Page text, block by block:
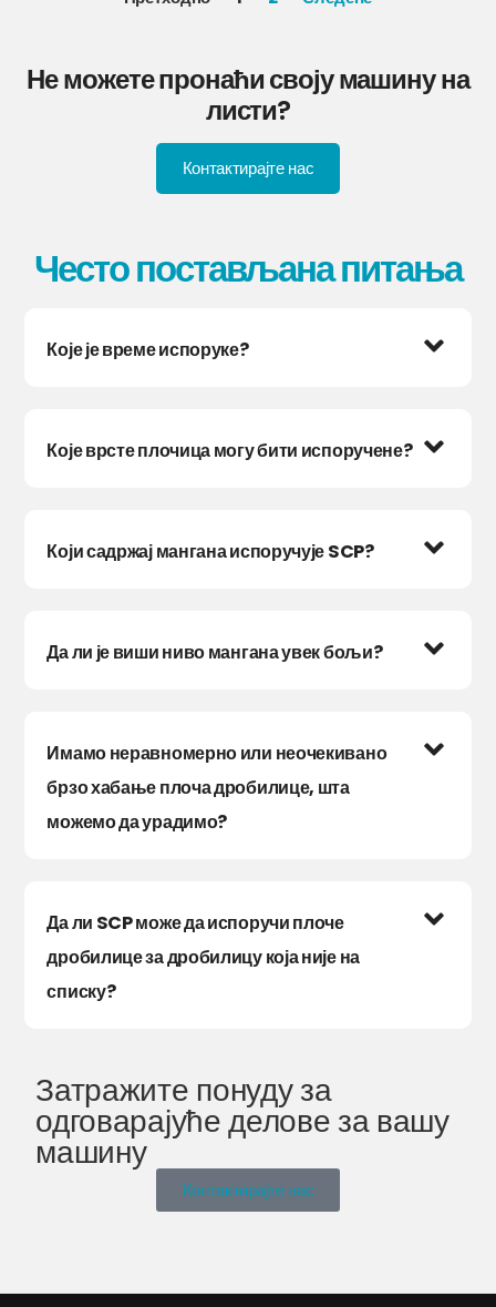
Не можете пронаћи своју машину на
листи?
Контактирајте нас
Често постављана питања
Које је време испоруке?
Које врсте плочица могу бити испоручене?
Који садржај мангана испоручује SCP?
Да ли је виши ниво мангана увек бољи?
Имамо неравномерно или неочекивано
брзо хабање плоча дробилице, шта
можемо да урадимо?
Да ли SCP може да испоручи плоче
дробилице за дробилицу која није на
списку?
Затражите понуду за
одговарајуће делове за вашу
машину
Контактирајте нас